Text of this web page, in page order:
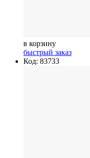
в корзину
быстрый заказ
Код: 83733